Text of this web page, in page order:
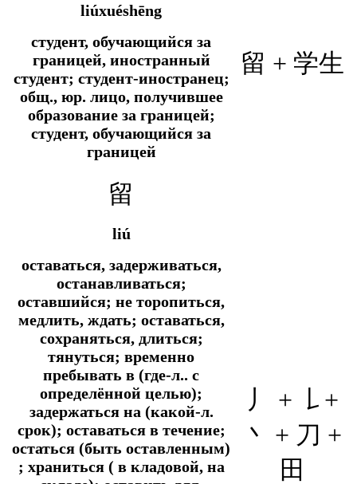
liúxuéshēng
студент, обучающийся за
границей, иностранный
студент; студент-иностранец;
общ., юр. лицо, получившее
образование за границей;
студент, обучающийся за
границей
留 + 学生
留
liú
оставаться, задерживаться,
останавливаться;
оставшийся; не торопиться,
медлить, ждать; оставаться,
сохраняться, длиться;
тянуться; временно
пребывать в (где-л.. с
определённой целью);
задержаться на (какой-л.
срок); оставаться в течение;
остаться (быть оставленным)
; храниться ( в кладовой, на
丿 + 𠄌+
丶 + 刀 +
田